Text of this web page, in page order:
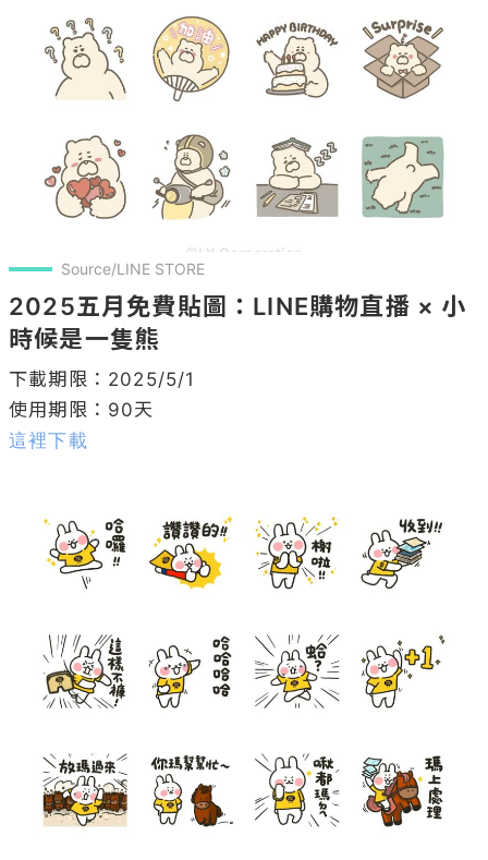
Source/LINE STORE
2025五月免費貼圖：LINE購物直播 × 小
時候是一隻熊
下載期限：2025/5/1
這裡下載